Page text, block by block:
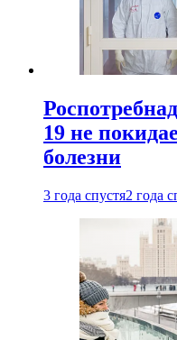
19 не
болезни
3 года спустя2 года